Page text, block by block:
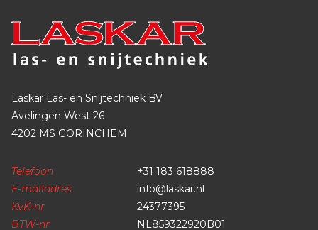
Laskar Las- en Snijtechniek BV
Avelingen West 26
4202 MS GORINCHEM
Telefoon
+31 183 618888
E-mailadres
info@laskar.nl
KvK-nr
24377395
BTW-nr
NL859322920B01